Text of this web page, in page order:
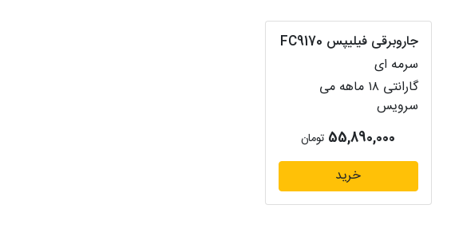
جاروبرقی فیلیپس FC9170
سرمه ای
گارانتی ۱۸ ماهه می
سرویس
55,890,000 تومان
خرید